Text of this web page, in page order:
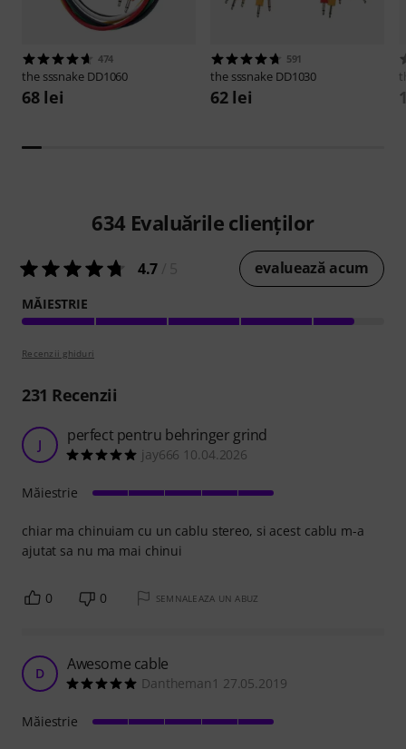
474
the sssnake DD1060
68 lei
591
the sssnake DD1030
62 lei
634 Evaluările clienților
4.7 evaluează acum
MĂIESTRIE
Recenzii ghiduri
231 Recenzii
J perfect pentru behringer grind
jay666 10.04.2026
chiar ma chinuiam cu un cablu stereo, si acest cablu m-a
ajutat sa nu ma mai chinui
Măiestrie
0 0 SEMNALEAZA UN ABUZ
D Awesome cable
Dantheman1 27.05.2019
Măiestrie